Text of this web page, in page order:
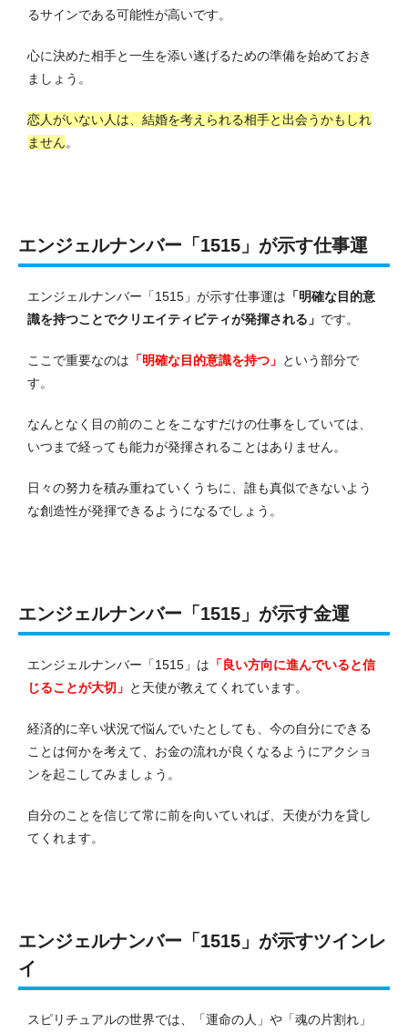
るサインである可能性が高いです。
心に決めた相手と一生を添い遂げるための準備を始めておき
ましょう。
恋人がいない人は、結婚を考えられる相手と出会うかもしれ
ません。
エンジェルナンバー「1515」が示す仕事運
エンジェルナンバー「1515」が示す仕事運は 「明確な目的意
識を持つことでクリエイティビティが発揮される」 です。
ここで重要なのは 「明確な目的意識を持つ」 という部分で
す。
なんとなく目の前のことをこなすだけの仕事をしていては、
いつまで経っても能力が発揮されることはありません。
日々の努力を積み重ねていくうちに、誰も真似できないよう
な創造性が発揮できるようになるでしょう。
エンジェルナンバー「1515」が示す金運
エンジェルナンバー「1515」は 「良い方向に進んでいると信
じることが大切」 と天使が教えてくれています。
経済的に辛い状況で悩んでいたとしても、今の自分にできる
ことは何かを考えて、お金の流れが良くなるようにアクショ
ンを起こしてみましょう。
自分のことを信じて常に前を向いていれば、天使が力を貸し
てくれます。
エンジェルナンバー「1515」が示すツインレ
イ
スピリチュアルの世界では、「運命の人」や「魂の片割れ」